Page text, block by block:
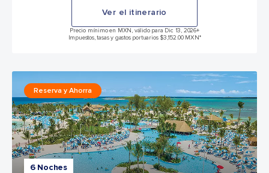
Ver el itinerario
Precio mínimo en MXN, válido para Dic 13, 2026+
Impuestos, tasas y gastos portuarios $3,152.00 MXN*
6 Noches
Reserva y Ahorra